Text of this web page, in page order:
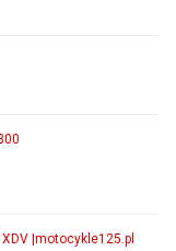
|motocykle125.pl